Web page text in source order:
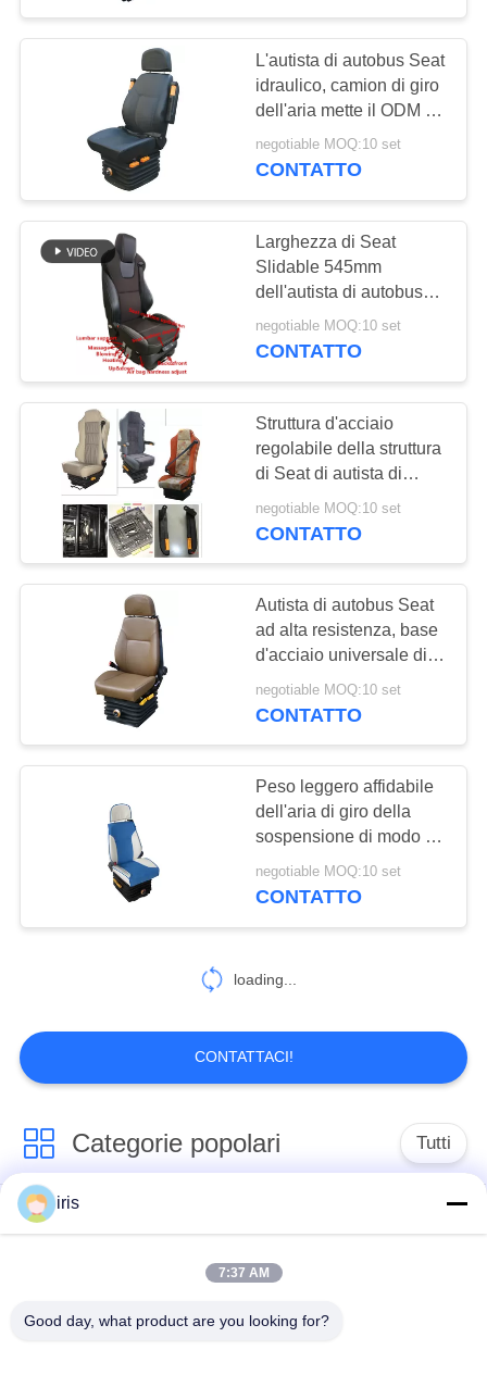
L'autista di autobus Seat
idraulico, camion di giro
dell'aria mette il ODM a
sedere dell'OEM stabile
degli accessori
negotiable MOQ:10 set
CONTATTO
Larghezza di Seat
Slidable 545mm
dell'autista di autobus
del riscaldamento della
sospensione dell'aria
negotiable MOQ:10 set
CONTATTO
Struttura d'acciaio
regolabile della struttura
di Seat di autista di
autobus del bracciolo
forte Innner
negotiable MOQ:10 set
CONTATTO
Autista di autobus Seat
ad alta resistenza, base
d'acciaio universale di
Seat della sospensione
dell'aria
negotiable MOQ:10 set
CONTATTO
Peso leggero affidabile
dell'aria di giro della
sospensione di modo di
funzionamento manuale
comodo di Seat
negotiable MOQ:10 set
CONTATTO
loading...
CONTATTACI!
Categorie popolari Tutti
Sedili per autobus di
lusso
coaster
Bus turistico Seat
dell' autobus
iris
7:37 AM
Good day, what product are you looking for?